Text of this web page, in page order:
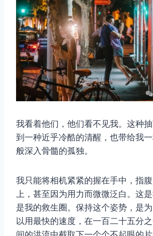
我看着他们，他们看不见我。这种
到一种近乎冷酷的清醒，也带给我
般深入骨髓的孤独。
我只能将相机紧紧的握在手中，指
上，甚至因为用力而微微泛白。这
是我的救生圈。保持这个姿势，是
以用最快的速度，在一百二十五分